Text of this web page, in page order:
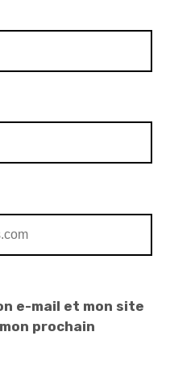
e-mail et mon site
prochain